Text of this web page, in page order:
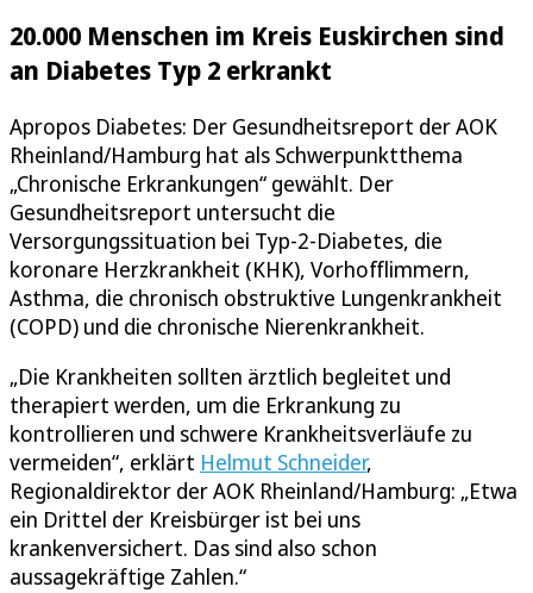
20.000 Menschen im Kreis Euskirchen sind
an Diabetes Typ 2 erkrankt
Apropos Diabetes: Der Gesundheitsreport der AOK
Rheinland/Hamburg hat als Schwerpunktthema
„Chronische Erkrankungen“ gewählt. Der
Gesundheitsreport untersucht die
Versorgungssituation bei Typ-2-Diabetes, die
koronare Herzkrankheit (KHK), Vorhofflimmern,
Asthma, die chronisch obstruktive Lungenkrankheit
(COPD) und die chronische Nierenkrankheit.
„Die Krankheiten sollten ärztlich begleitet und
therapiert werden, um die Erkrankung zu
kontrollieren und schwere Krankheitsverläufe zu
vermeiden“, erklärt Helmut Schneider,
Regionaldirektor der AOK Rheinland/Hamburg: „Etwa
ein Drittel der Kreisbürger ist bei uns
krankenversichert. Das sind also schon
aussagekräftige Zahlen.“